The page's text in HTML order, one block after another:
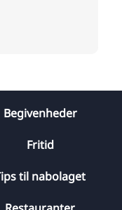
Begivenheder
Fritid
til nabolaget